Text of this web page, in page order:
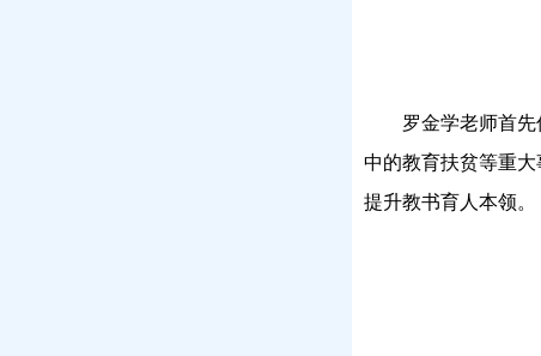
罗金学老师首
中的教育扶贫等重
提升教书育人本领。